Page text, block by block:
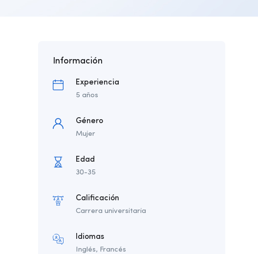
Información
Experiencia
5 años
Género
Mujer
Edad
30-35
Calificación
Carrera universitaria
Idiomas
Inglés, Francés